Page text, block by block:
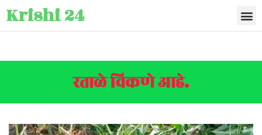
Krishi 24
रताळे विकणे आहे.